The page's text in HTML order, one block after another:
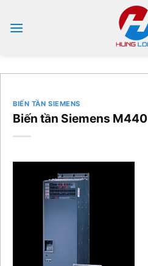
qua
BIẾN TẦN SIEMENS
Biến tần Siemens M440